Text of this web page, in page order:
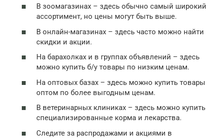
В зоомагазинах – здесь обычно самый широкий
ассортимент, но цены могут быть выше.
В онлайн-магазинах – здесь часто можно найти
скидки и акции.
На барахолках и в группах объявлений – здесь
можно купить б/у товары по низким ценам.
На оптовых базах – здесь можно купить товары
оптом по более выгодным ценам.
В ветеринарных клиниках – здесь можно купить
специализированные корма и лекарства.
Следите за распродажами и акциями в